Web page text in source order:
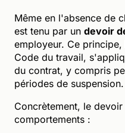
Même en l'absence de
est tenu par un devoir
employeur. Ce
Code du travail,
du contrat, y compris
périodes de suspension.
Concrètement, le
comportements :